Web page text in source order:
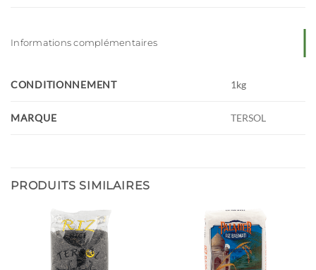
Informations complémentaires
CONDITIONNEMENT 1kg
MARQUE TERSOL
PRODUITS SIMILAIRES